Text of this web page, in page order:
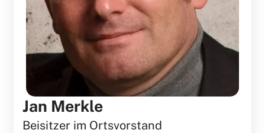
Jan Merkle
Beisitzer im Ortsvorstand